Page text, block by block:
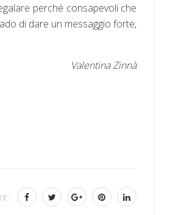
perché consapevoli che
di dare un messaggio forte,
Valentina Zinnà